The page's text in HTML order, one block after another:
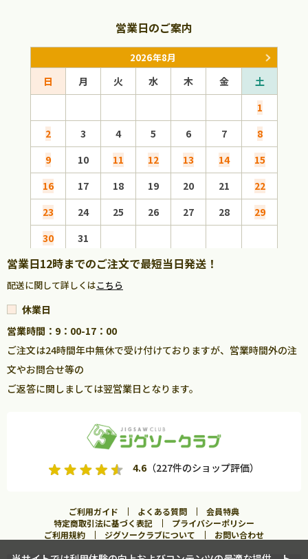
営業日のご案内
2026年8月
日 月 火 水 木 金
土
1
2
3 4 5 6 7
8
9
10 11 12 13 14
15
16
17 18 19 20 21
22
23
24 25 26 27 28
29
30
31
営業日12時までのご注文で最短当日発送！
配送に関して詳しくはこちら
休業日
営業時間：9：00-17：00
ご注文は24時間年中無休で受け付けておりますが、営業時間外の注
文やお問合せ等の
ご返答に関しましては翌営業日となります。
4.6（227件のショップ評価）
ご利用ガイド よくある質問
会員特典
特定商取引法に基づく表記
プライバシーポリシー
ご利用規約
ジグソークラブについて お問い合わせ